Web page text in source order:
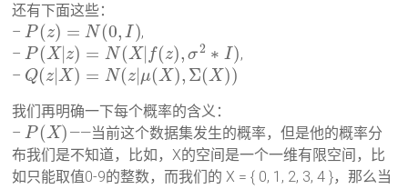
还有下面这些：
– P (z) = N (0, I ),
–P (X|z) = N(X| f(z), σ2 ∗ I),
– Q(z|X) = N(z|μ(X), Σ(X))
我们再明确一下每个概率的含义：
–P (X) ——当前这个数据集发生的概率，但是他的概率分
布我们是不知道，比如，X的空间是一个一维有限空间，比
如只能取值0-9的整数，而我们的 X = { 0, 1, 2, 3, 4 }，那么当